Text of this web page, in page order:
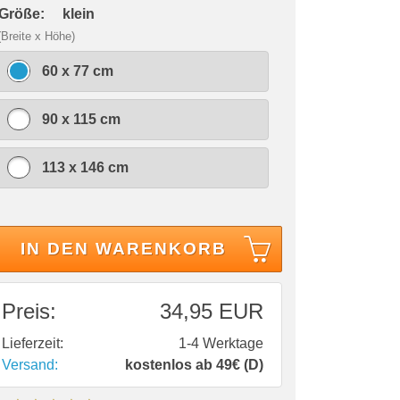
klein
x Höhe)
60 x 77 cm
90 x 115 cm
113 x 146 cm
IN DEN WARENKORB
Preis: 34,95 EUR
Lieferzeit:
1-4 Werktage
Versand:
kostenlos ab 49€ (D)